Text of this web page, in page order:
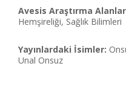
Avesis Araştırma
Hemşireliği, Sağlık Bilimleri
Yayınlardaki İsimler:
Unal Onsuz